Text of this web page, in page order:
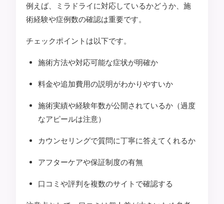
例えば、ミラドライに対応しているかどうか、施
術経験や症例数の確認は重要です。
チェックポイントは以下です。
施術方法や対応可能な症状が明確か
料金や追加費用の説明がわかりやすいか
施術実績や経験年数が公開されているか（過度
なアピールは注意）
カウンセリングで質問に丁寧に答えてくれるか
アフターケアや保証制度の有無
口コミや評判を複数のサイトで確認する